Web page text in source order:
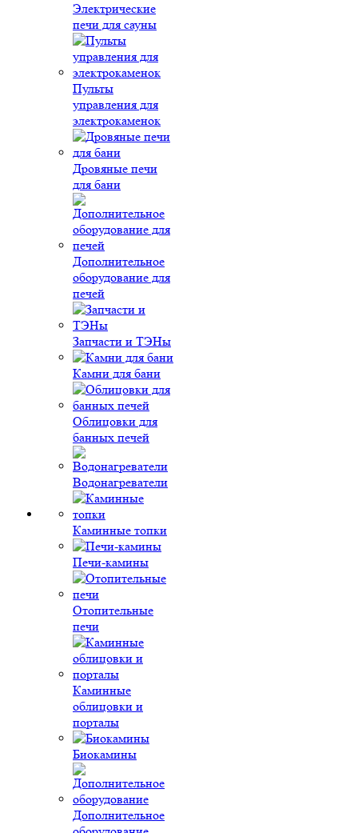
Электрические
печи для сауны
Пульты
управления для
электрокаменок
Дровяные печи
для бани
Дополнительное
оборудование для
печей
Запчасти и ТЭНы
Камни для бани
Облицовки для
банных печей
Водонагреватели
Каминные топки
Печи-камины
Отопительные
печи
Каминные
облицовки и
порталы
Биокамины
Дополнительное